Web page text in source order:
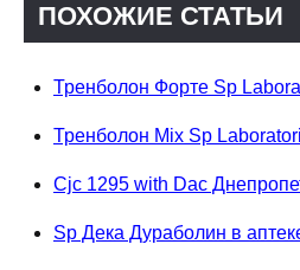
ПОХОЖИЕ СТАТЬИ
Тренболон Форте Sp
Тренболон Mix Sp
Cjc 1295 with Dac
Sp Дека Дураболин в